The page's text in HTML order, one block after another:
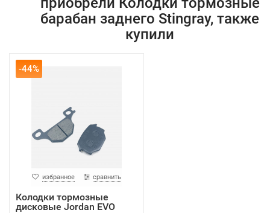
барабан заднего Stingray, также
купили
-44%
избранное сравнить
Колодки тормозные
дисковые Jordan EVO